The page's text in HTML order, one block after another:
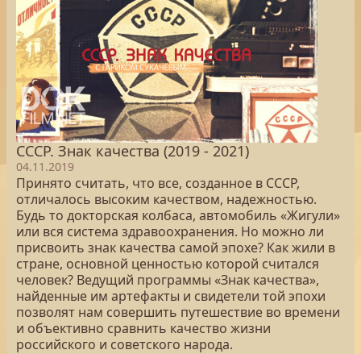
СССР. Знак качества (2019 - 2021)
04.11.2019
Принято считать, что все, созданное в СССР,
отличалось высоким качеством, надежностью.
Будь то докторская колбаса, автомобиль «Жигули»
или вся система здравоохранения. Но можно ли
присвоить знак качества самой эпохе? Как жили в
стране, основной ценностью которой считался
человек? Ведущий программы «Знак качества»,
найденные им артефакты и свидетели той эпохи
позволят нам совершить путешествие во времени
и объективно сравнить качество жизни
российского и советского народа.